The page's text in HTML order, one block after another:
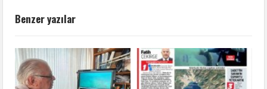
Benzer yazılar